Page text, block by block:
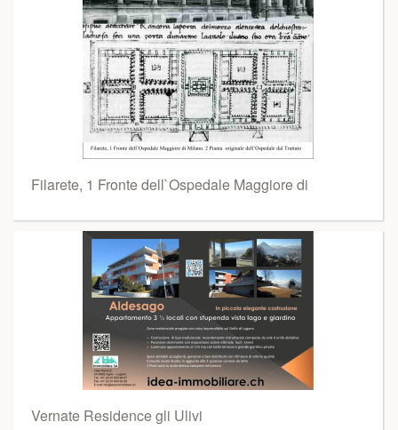
Filarete, 1 Fronte dell`Ospedale Maggiore di
Vernate Residence gli Ulivi